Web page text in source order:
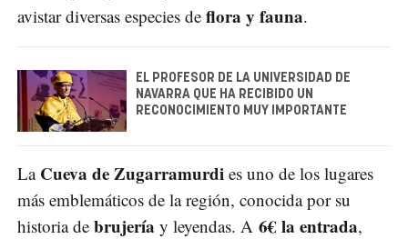
avistar diversas especies de flora y fauna.
EL PROFESOR DE LA UNIVERSIDAD DE
NAVARRA QUE HA RECIBIDO UN
RECONOCIMIENTO MUY IMPORTANTE
La Cueva de Zugarramurdi es uno de los lugares
más emblemáticos de la región, conocida por su
historia de brujería y leyendas. A 6€ la entrada,